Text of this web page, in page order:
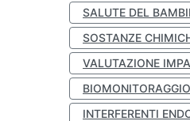
SALUTE DEL
SOSTANZE
VALUTAZIONE
BIOMONITORAGGIO
INTERFERENTI